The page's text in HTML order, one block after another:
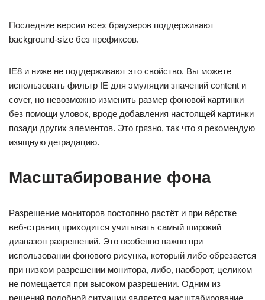
Последние версии всех браузеров поддерживают
background-size без префиксов.
IE8 и ниже не поддерживают это свойство. Вы можете
использовать фильтр IE для эмуляции значений content и
cover, но невозможно изменить размер фоновой картинки
без помощи уловок, вроде добавления настоящей картинки
позади других элементов. Это грязно, так что я рекомендую
изящную деградацию.
Масштабирование фона
Разрешение мониторов постоянно растёт и при вёрстке
веб-страниц приходится учитывать самый широкий
диапазон разрешений. Это особенно важно при
использовании фонового рисунка, который либо обрезается
при низком разрешении монитора, либо, наоборот, целиком
не помещается при высоком разрешении. Одним из